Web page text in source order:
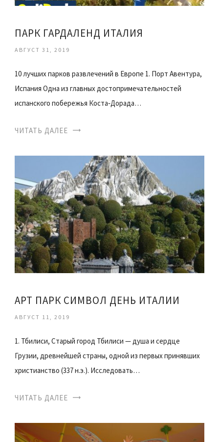
ПАРК ГАРДАЛЕНД ИТАЛИЯ
АВГУСТ 31, 2019
10 лучших парков развлечений в Европе 1. Порт Авентура,
Испания Одна из главных достопримечательностей
испанского побережья Коста‑Дорада…
ЧИТАТЬ ДАЛЕЕ
АРТ ПАРК СИМВОЛ ДЕНЬ ИТАЛИИ
АВГУСТ 11, 2019
1. Тбилиси, Старый город Тбилиси — душа и сердце
Грузии, древнейшей страны, одной из первых принявших
христианство (337 н.э.). Исследовать…
ЧИТАТЬ ДАЛЕЕ